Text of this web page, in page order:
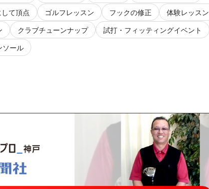
て頂点
ゴルフレッスン フックの修正
体験レッスン
クラブチューンナップ
試打・フィッティングイベント
ソール